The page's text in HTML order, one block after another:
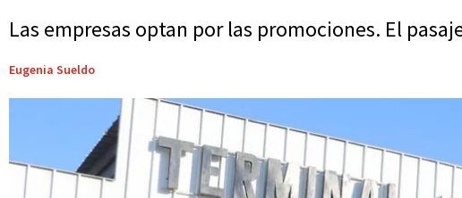
Las empresas optan por las promociones. El
Eugenia Sueldo